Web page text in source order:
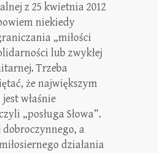
z 25 kwietnia 2012
niekiedy
„miłości
lub zwykłej
Trzeba
że największym
właśnie
„posługa Słowa”.
a
działania